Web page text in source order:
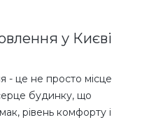
у Києві
- це не просто місце
будинку, що
рівень комфорту і